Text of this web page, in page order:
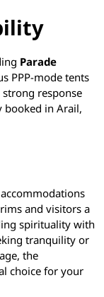
Parade
PPP-mode tents
strong response
booked in Arail,
and visitors a
spirituality with
tranquility or
the
choice for your